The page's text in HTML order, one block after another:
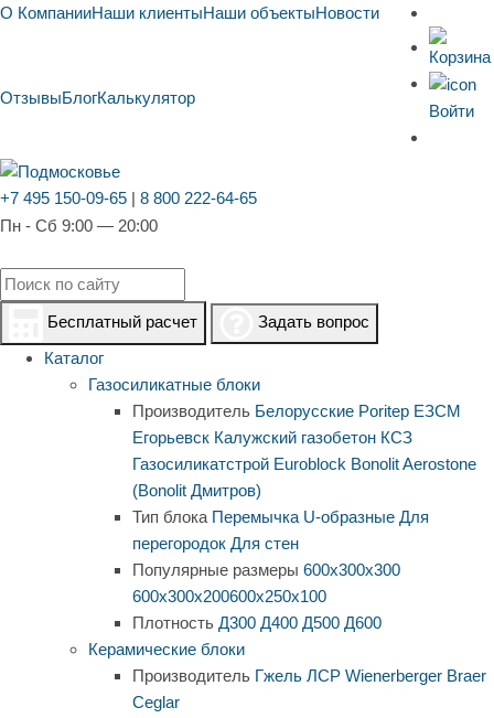
О КомпанииНаши клиентыНаши объектыНовости
ОтзывыБлогКалькулятор
Войти
+7 495 150-09-65 | 8 800 222-64-65
Пн - Сб 9:00 — 20:00
Бесплатный расчет
Задать вопрос
Каталог
Газосиликатные блоки
Производитель Белорусские Poritep ЕЗСМ
Егорьевск Калужский газобетон КСЗ
Газосиликатстрой Euroblock BonolitAerostone
(Bonolit Дмитров)
Тип блока Перемычка U-образные Для
перегородок Для стен
Популярные размеры 600х300х300
600х300х200600х250х100
Плотность Д300 Д400 Д500 Д600
Керамические блоки
Производитель Гжель ЛСР Wienerberger Braer
Ceglar